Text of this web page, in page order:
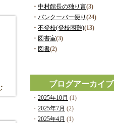
・ 中村館長の独り言(3)
・ バンクーバー便り (24)
・ 不登校(登校困難)(13)
・ 図書室(3)
・ 図書(2)
ブログアーカイブ
・ 2025年10月 (1)
・ 2025年7月 (2)
・ 2025年4月 (1)